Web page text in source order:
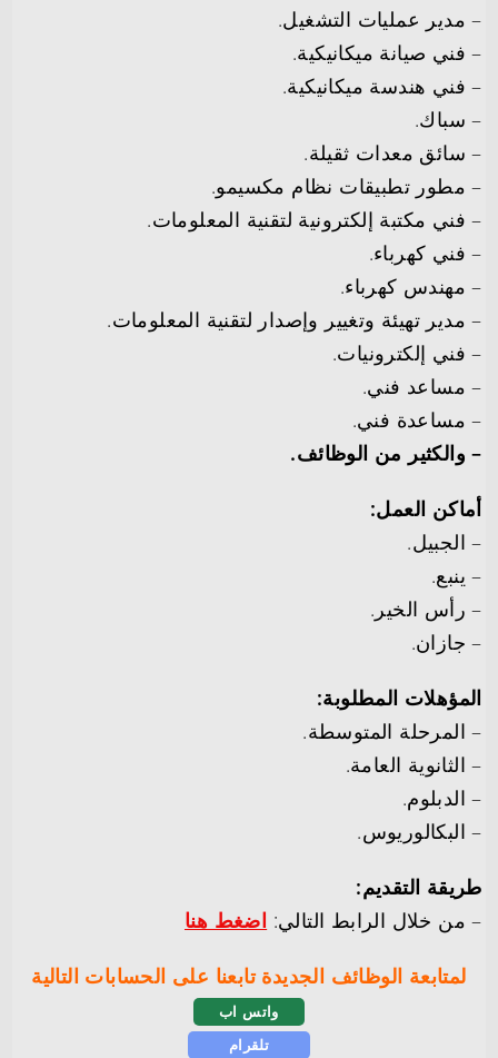
– مدير عمليات التشغيل.
– فني صيانة ميكانيكية.
– فني هندسة ميكانيكية.
– سباك.
– سائق معدات ثقيلة.
– مطور تطبيقات نظام مكسيمو.
– فني مكتبة إلكترونية لتقنية المعلومات.
– فني كهرباء.
– مهندس كهرباء.
– مدير تهيئة وتغيير وإصدار لتقنية المعلومات.
– فني إلكترونيات.
– مساعد فني.
– مساعدة فني.
– والكثير من الوظائف.
أماكن العمل:
– الجبيل.
– ينبع.
– رأس الخير.
– جازان.
المؤهلات المطلوبة:
– المرحلة المتوسطة.
– الثانوية العامة.
– الدبلوم.
– البكالوريوس.
طريقة التقديم:
– من خلال الرابط التالي: اضغط هنا
لمتابعة الوظائف الجديدة تابعنا على الحسابات التالية
واتس اب
تلقرام